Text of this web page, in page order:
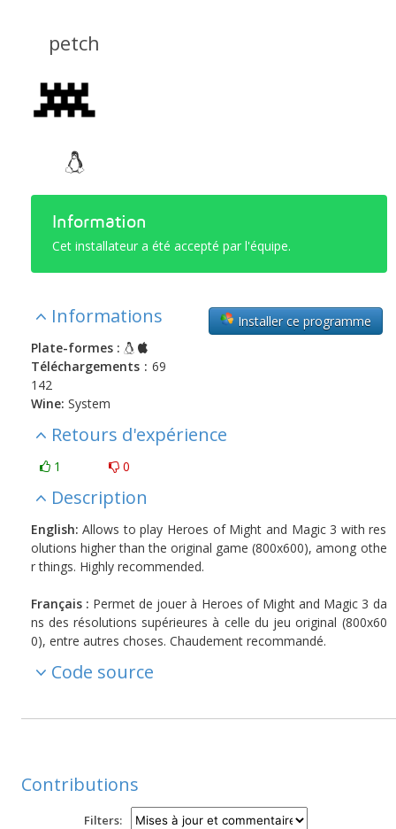
petch
Information
Cet installateur a été accepté par l'équipe.
Installer ce programme
Informations
Plate-formes :
Téléchargements : 69
142
Wine: System
Retours d'expérience
1 0
Description
English: Allows to play Heroes of Might and Magic 3 with res
olutions higher than the original game (800x600), among othe
r things. Highly recommended.
Français : Permet de jouer à Heroes of Might and Magic 3 da
ns des résolutions supérieures à celle du jeu original (800x60
0), entre autres choses. Chaudement recommandé.
Code source
Contributions
Filters: